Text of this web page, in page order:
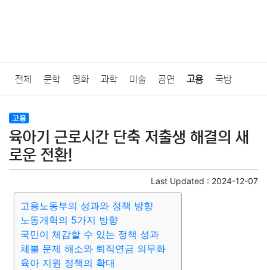
전체 문학 영화 과학 미술 공연 고용 국방
법률
질병 가요 방송 일상 주식 암호화폐 블록체인
미용 증권 인테리어
요리 상품리뷰 원예 금융 게임
대출 자동차 취미 여행 맛집
고용
육아기 근로시간 단축 저출생 해결의 새
로운 전환!
Last Updated : 2024-12-07
고용노동부의 성과와 정책 방향
노동개혁의 5가지 방향
국민이 체감할 수 있는 정책 성과
체불 문제 해소와 퇴직연금 의무화
육아 지원 정책의 확대